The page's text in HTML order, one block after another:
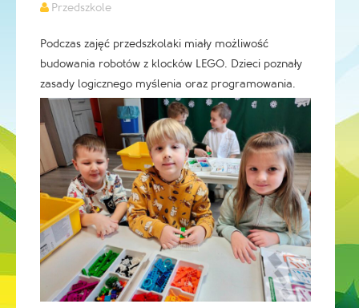
Przedszkole
Podczas zajęć przedszkolaki miały możliwość
budowania robotów z klocków LEGO. Dzieci poznały
zasady logicznego myślenia oraz programowania.